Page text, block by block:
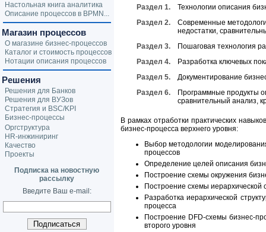
Раздел 1.
Технологии описания
Раздел 2.
Современные
недостатки,
Раздел 3.
Пошаговая технология
Раздел 4.
Разработка ключевых
Раздел 5.
Документирование
Раздел 6.
Программные продукты
сравнительный анализ,
В рамках отработки практических
бизнес-процесса верхнего уровня:
Выбор методологии
процессов
Определение целей описания
Построение схемы окружения
Построение схемы иерархической
Разработка иерархической
процесса
Построение DFD-схемы бизнес-
второго уровня
Настольная книга аналитика
Описание процессов в BPMN...
Магазин процессов
О магазине бизнес-процессов
Каталог и стоимость процессов
Нотации описания процессов
Решения
Решения для Банков
Решения для ВУЗов
Стратегия и BSC/KPI
Бизнес-процессы
Оргструктура
HR-инжиниринг
Качество
Проекты
Подписка на новостную
рассылку
Введите Ваш e-mail: